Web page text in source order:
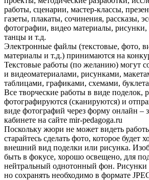
работы, сценарии, мастер-классы,
газеты, плакаты, сочинения, рассказы,
фотографии, видео материалы, рисунки,
танцы и т.д.
Электронные файлы (текстовые, фото,
материалы и т.д.) принимаются на
Текстовые работы (по желанию) могут
и видеоматериалами, рисунками,
таблицами, графиками, схемами,
Все творческие работы в виде поделок,
фотографируются (сканируются) и
виде фотографий через форму онлайн –
кабинете на сайте mir-pedagoga.ru
Поскольку жюри не может видеть
старайтесь сделать фото, которое будет
внешний вид поделки или рисунка.
быть в фокусе, хорошо освещено, для
нейтральный однотонный фон. Рисунки
но сохранять необходимо в формате